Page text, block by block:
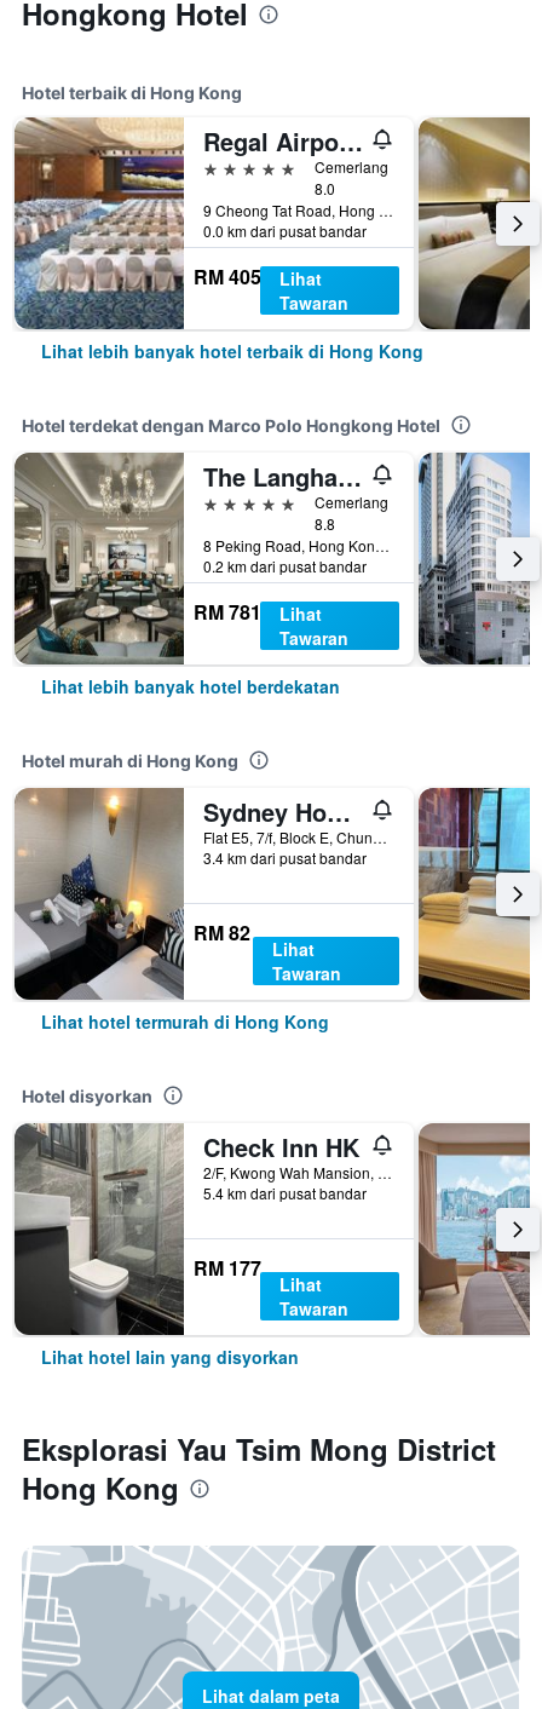
Hongkong Hotel
Hotel terbaik di Hong Kong
Regal Airport Hotel
5 bintang
Cemerlang
8.0
9 Cheong Tat Road, Hong Kong, Hong Kong
0.0 km dari pusat bandar
RM 405
Lihat
Tawaran
Lihat lebih banyak hotel terbaik di Hong Kong
Hotel terdekat dengan Marco Polo Hongkong Hotel
The Langham Hong Kong
5 bintang
Cemerlang
8.8
8 Peking Road, Hong Kong, Hong Kong
0.2 km dari pusat bandar
RM 781
Lihat
Tawaran
Lihat lebih banyak hotel berdekatan
Hotel murah di Hong Kong
Sydney Hostel
Flat E5, 7/f, Block E, Chungking Mansion, Hong Kong, Hong Kong
3.4 km dari pusat bandar
RM 82
Lihat
Tawaran
Lihat hotel termurah di Hong Kong
Hotel disyorkan
Check Inn HK
2/F, Kwong Wah Mansion, 269-273 Hennessy Road, Hong Kong, Hong Kong
5.4 km dari pusat bandar
RM 177
Lihat
Tawaran
Lihat hotel lain yang disyorkan
Eksplorasi Yau Tsim Mong District
Hong Kong
Lihat dalam peta